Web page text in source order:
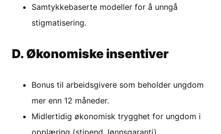
Samtykkebaserte modeller for å unngå
stigmatisering.
D. Økonomiske insentiver
Bonus til arbeidsgivere som beholder ungdom
mer enn 12 måneder.
Midlertidig økonomisk trygghet for ungdom i
opplæring (stipend, lønnsgaranti).